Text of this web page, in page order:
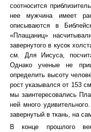
соотносится
нее мужчина имеет
описываются в
«Плащаниц»
завернутого в кусок
см. Для Иисуса,
Однако ученые не
определить высоту
рост указывался от 153
мы заинтересовались
ней много
завернутый в ткань, на
В конце прошлого